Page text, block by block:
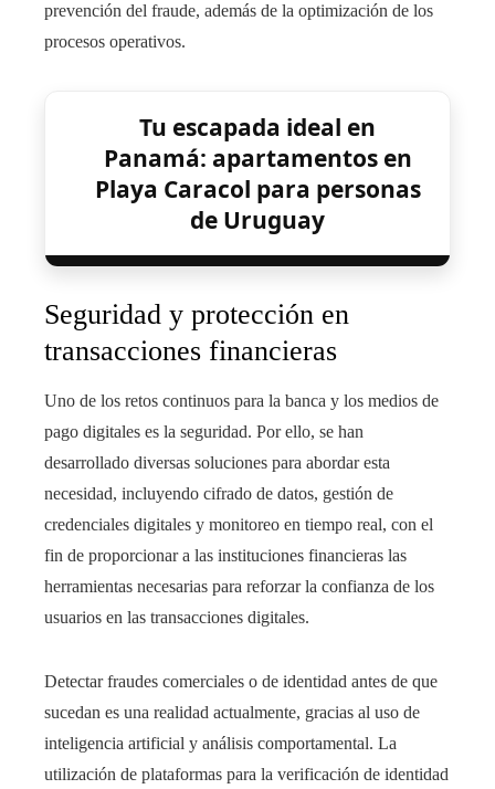
prevención del fraude, además de la optimización de los
procesos operativos.
Tu escapada ideal en
Panamá: apartamentos en
Playa Caracol para personas
de Uruguay
Seguridad y protección en
transacciones financieras
Uno de los retos continuos para la banca y los medios de
pago digitales es la seguridad. Por ello, se han
desarrollado diversas soluciones para abordar esta
necesidad, incluyendo cifrado de datos, gestión de
credenciales digitales y monitoreo en tiempo real, con el
fin de proporcionar a las instituciones financieras las
herramientas necesarias para reforzar la confianza de los
usuarios en las transacciones digitales.
Detectar fraudes comerciales o de identidad antes de que
sucedan es una realidad actualmente, gracias al uso de
inteligencia artificial y análisis comportamental. La
utilización de plataformas para la verificación de identidad